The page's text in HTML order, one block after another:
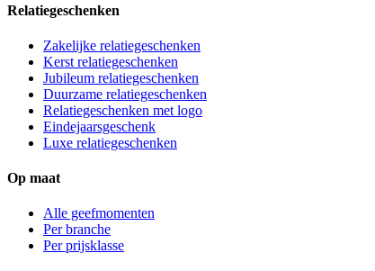
Relatiegeschenken
Zakelijke relatiegeschenken
Kerst relatiegeschenken
Jubileum relatiegeschenken
Duurzame relatiegeschenken
Relatiegeschenken met logo
Eindejaarsgeschenk
Luxe relatiegeschenken
Op maat
Alle geefmomenten
Per branche
Per prijsklasse